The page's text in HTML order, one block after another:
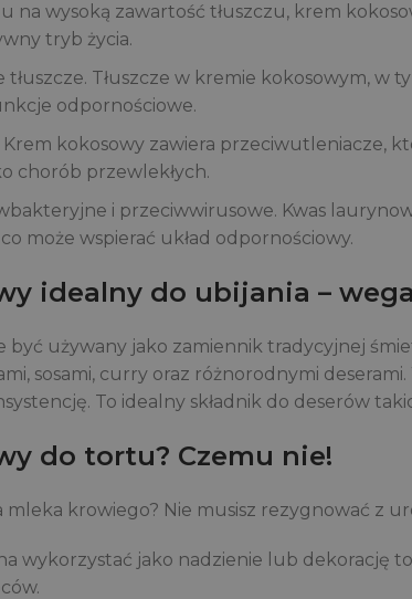
na wysoką zawartość tłuszczu, krem
tryb życia.
Tłuszcze w kremie kokosowym, w
odpornościowe.
kokosowy zawiera przeciwutleniacze,
chorób przewlekłych.
i przeciwwirusowe. Kwas
może wspierać układ odpornościowy.
idealny do ubijania –
być używany jako zamiennik tradycyjnej
sosami, curry oraz różnorodnymi
To idealny składnik do deserów
do tortu? Czemu nie!
mleka krowiego? Nie musisz rezygnować z
wykorzystać jako nadzienie lub dekorację